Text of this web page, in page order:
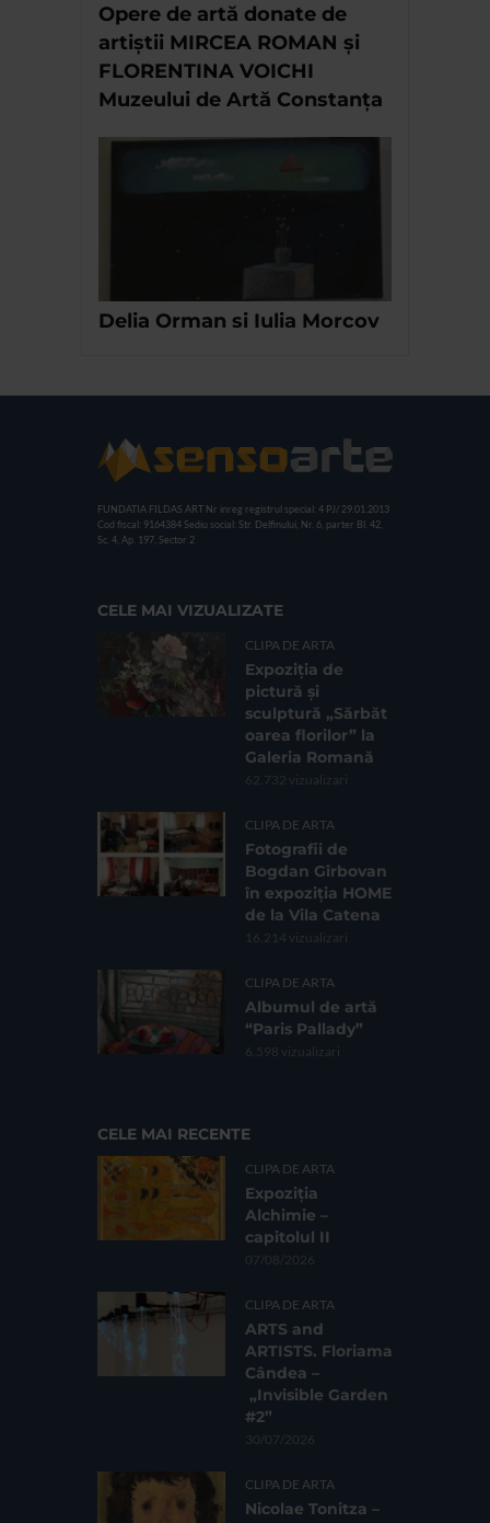
Opere de artă donate de
artiștii MIRCEA ROMAN și
FLORENTINA VOICHI
Muzeului de Artă Constanța
Delia Orman si Iulia Morcov
FUNDATIA FILDAS ART Nr inreg registrul special: 4 PJ/ 29.01.2013
Cod fiscal: 9164384 Sediu social: Str. Delfinului, Nr. 6, parter Bl. 42,
Sc. 4, Ap. 197, Sector 2
CELE MAI VIZUALIZATE
CLIPA DE ARTA
Expoziția de
pictură și
sculptură „Sărbăt
oarea florilor” la
Galeria Romană
62.732 vizualizari
CLIPA DE ARTA
Fotografii de
Bogdan Gîrbovan
în expoziția HOME
de la Vila Catena
16.214 vizualizari
CLIPA DE ARTA
Albumul de artă
“Paris Pallady”
6.598 vizualizari
CELE MAI RECENTE
CLIPA DE ARTA
Expoziția
Alchimie –
capitolul II
07/08/2026
CLIPA DE ARTA
ARTS and
ARTISTS. Floriama
Cândea –
„Invisible Garden
#2”
30/07/2026
CLIPA DE ARTA
Nicolae Tonitza –